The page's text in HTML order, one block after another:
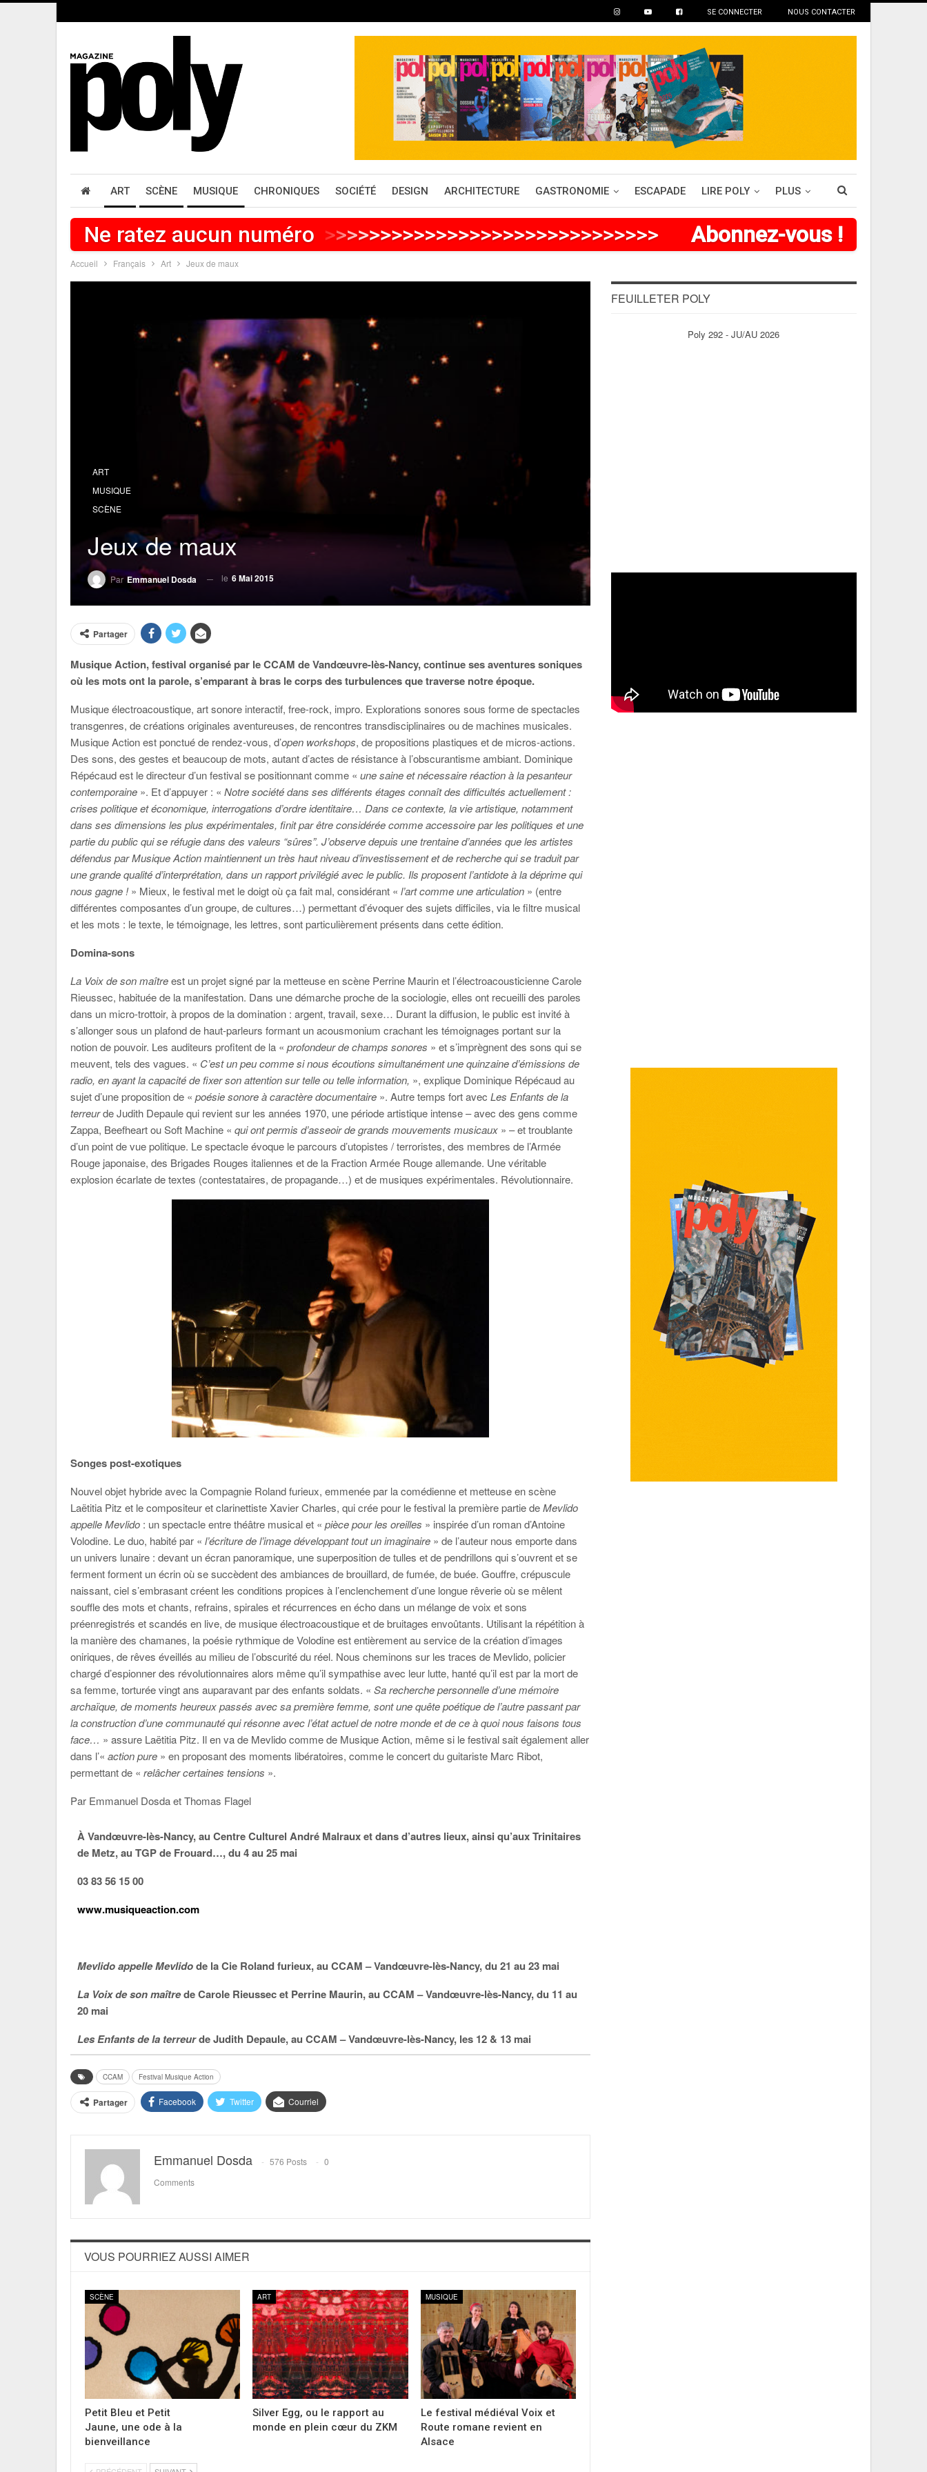
SE CONNECTER NOUS CONTACTER
ART SCÈNE MUSIQUE CHRONIQUES SOCIÉTÉ DESIGN ARCHITECTURE GASTRONOMIE ESCAPADE LIRE POLY PLUS
Ne ratez aucun numéro
> >>>>>> >>>>>>>>>>>>>>>>>>>>>>> Abonnez-vous !
Accueil Français Art Jeux de maux
ART
MUSIQUE
SCÈNE
Jeux de maux
ParEmmanuel Dosda le 6 Mai 2015
Partager
Musique Action, festival organisé par le CCAM de Vandœuvre-lès-Nancy, continue ses aventures soniques
où les mots ont la parole, s’emparant à bras le corps des turbulences que traverse notre époque.
Musique électroacoustique, art sonore interactif, free-rock, impro. Explorations sonores sous forme de spectacles
transgenres, de créations originales aventureuses, de rencontres transdisciplinaires ou de machines musicales.
Musique Action est ponctué de rendez-vous, d’open workshops, de propositions plastiques et de micros-actions.
Des sons, des gestes et beaucoup de mots, autant d’actes de résistance à l’obscurantisme ambiant. Dominique
Répécaud est le directeur d’un festival se positionnant comme « une saine et nécessaire réaction à la pesanteur
contemporaine ». Et d’appuyer : « Notre société dans ses différents étages connaît des difficultés actuellement :
crises politique et économique, interrogations d’ordre identitaire… Dans ce contexte, la vie artistique, notamment
dans ses dimensions les plus expérimentales, finit par être considérée comme accessoire par les politiques et une
partie du public qui se réfugie dans des valeurs “sûres”. J’observe depuis une trentaine d’années que les artistes
défendus par Musique Action maintiennent un très haut niveau d’investissement et de recherche qui se traduit par
une grande qualité d’interprétation, dans un rapport privilégié avec le public. Ils proposent l’antidote à la déprime qui
nous gagne !» Mieux, le festival met le doigt où ça fait mal, considérant « l’art comme une articulation » (entre
différentes composantes d’un groupe, de cultures…) permettant d’évoquer des sujets difficiles, via le filtre musical
et les mots : le texte, le témoignage, les lettres, sont particulièrement présents dans cette édition.
Domina-sons
La Voix de son maîtreest un projet signé par la metteuse en scène Perrine Maurin et l’électroacousticienne Carole
Rieussec, habituée de la manifestation. Dans une démarche proche de la sociologie, elles ont recueilli des paroles
dans un micro-trottoir, à propos de la domination : argent, travail, sexe… Durant la diffusion, le public est invité à
s’allonger sous un plafond de haut-parleurs formant un acousmonium crachant les témoignages portant sur la
notion de pouvoir. Les auditeurs profitent de la « profondeur de champs sonores » et s’imprègnent des sons qui se
meuvent, tels des vagues. « C’est un peu comme si nous écoutions simultanément une quinzaine d’émissions de
radio, en ayant la capacité de fixer son attention sur telle ou telle information, », explique Dominique Répécaud au
sujet d’une proposition de « poésie sonore à caractère documentaire ». Autre temps fort avec Les Enfants de la
terreurde Judith Depaule qui revient sur les années 1970, une période artistique intense – avec des gens comme
Zappa, Beefheart ou Soft Machine « qui ont permis d’asseoir de grands mouvements musicaux » – et troublante
d’un point de vue politique. Le spectacle évoque le parcours d’utopistes / terroristes, des membres de l’Armée
Rouge japonaise, des Brigades Rouges italiennes et de la Fraction Armée Rouge allemande. Une véritable
explosion écarlate de textes (contestataires, de propagande…) et de musiques expérimentales. Révolutionnaire.
Songes post-exotiques
Nouvel objet hybride avec la Compagnie Roland furieux, emmenée par la comédienne et metteuse en scène
Laëtitia Pitz et le compositeur et clarinettiste Xavier Charles, qui crée pour le festival la première partie deMevlido
appelle Mevlido : un spectacle entre théâtre musical et « pièce pour les oreilles » inspirée d’un roman d’Antoine
Volodine. Le duo, habité par « l’écriture de l’image développant tout un imaginaire » de l’auteur nous emporte dans
un univers lunaire : devant un écran panoramique, une superposition de tulles et de pendrillons qui s’ouvrent et se
ferment forment un écrin où se succèdent des ambiances de brouillard, de fumée, de buée. Gouffre, crépuscule
naissant, ciel s’embrasant créent les conditions propices à l’enclenchement d’une longue rêverie où se mêlent
souffle des mots et chants, refrains, spirales et récurrences en écho dans un mélange de voix et sons
préenregistrés et scandés en live, de musique électroacoustique et de bruitages envoûtants. Utilisant la répétition à
la manière des chamanes, la poésie rythmique de Volodine est entièrement au service de la création d’images
oniriques, de rêves éveillés au milieu de l’obscurité du réel. Nous cheminons sur les traces de Mevlido, policier
chargé d’espionner des révolutionnaires alors même qu’il sympathise avec leur lutte, hanté qu’il est par la mort de
sa femme, torturée vingt ans auparavant par des enfants soldats. « Sa recherche personnelle d’une mémoire
archaïque, de moments heureux passés avec sa première femme, sont une quête poétique de l’autre passant par
la construction d’une communauté qui résonne avec l’état actuel de notre monde et de ce à quoi nous faisons tous
face… » assure Laëtitia Pitz. Il en va de Mevlido comme de Musique Action, même si le festival sait également aller
dans l’« action pure » en proposant des moments libératoires, comme le concert du guitariste Marc Ribot,
permettant de « relâcher certaines tensions ».
Par Emmanuel Dosda et Thomas Flagel
À Vandœuvre-lès-Nancy, au Centre Culturel André Malrauxet dans d’autres lieux, ainsi qu’auxTrinitaires
de Metz, au TGPde Frouard…, du 4 au 25 mai
03 83 56 15 00
www.musiqueaction.com
Mevlido appelle Mevlidode la Cie Roland furieux, au CCAM – Vandœuvre-lès-Nancy, du 21 au 23 mai
La Voix de son maîtrede Carole Rieussec et Perrine Maurin, au CCAM – Vandœuvre-lès-Nancy, du 11 au
20 mai
Les Enfants de la terreurde Judith Depaule, au CCAM – Vandœuvre-lès-Nancy, les 12 & 13 mai
CCAM Festival Musique Action
Partager Facebook Twitter Courriel
Emmanuel Dosda 576 Posts
0
Comments
VOUS POURRIEZ AUSSI AIMER
SCÈNE
Petit Bleu et Petit
Jaune, une ode à la
bienveillance
ART
Silver Egg, ou le rapport au
monde en plein cœur du ZKM
MUSIQUE
Le festival médiéval Voix et
Route romane revient en
Alsace
FEUILLETER POLY
Poly 292 - JU/AU 2026